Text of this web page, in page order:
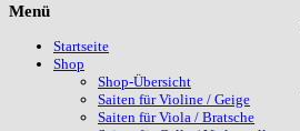
Menü
Startseite
Shop
Shop-Übersicht
Saiten für Violine / Geige
Saiten für Viola / Bratsche